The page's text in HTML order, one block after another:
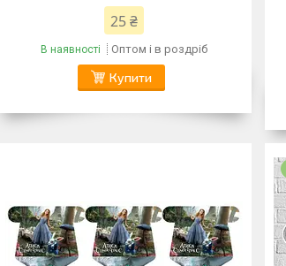
25 ₴
В наявності Оптом і в роздріб
Купити